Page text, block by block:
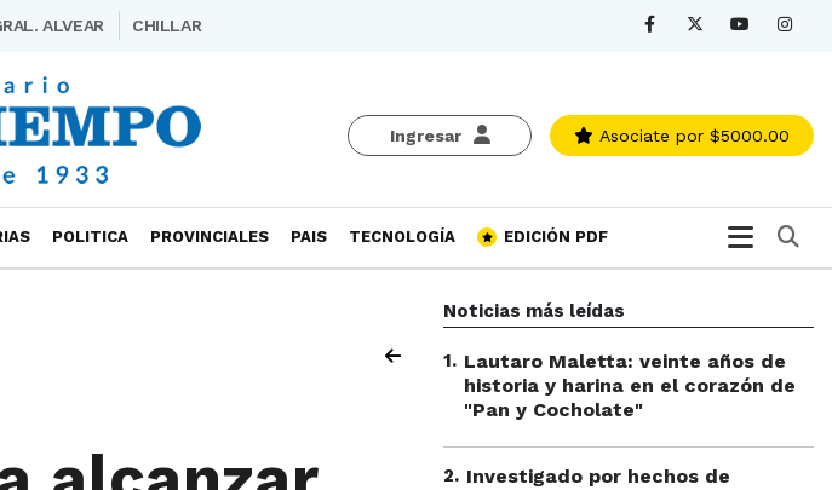
ALVEAR CHILLAR
Ingresar Asociate por $5000.00
POLITICA PROVINCIALES PAIS TECNOLOGÍA EDICIÓN PDF
Noticias más leídas
1. Lautaro Maletta: veinte años de
historia y harina en el corazón de
"Pan y Cocholate"
2. Investigado por hechos de